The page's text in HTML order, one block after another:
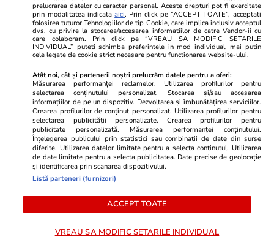
doar câteva ore după ce au ajuns în Halkidiki:
„Pur și simplu mi se tăiară picioarele”
Citește mai multe
TRENDING
Bani și Afaceri 08:19
Radu Miruță spune că proiectul mare care
putea salva Dunărea e blocat într-un sertar de
la Ministerul Transporturilor
Întreruperi de curent în București, Ilfov și
prelucrarea datelor cu caracter personal. Aceste drepturi pot fi exercitate
prin modalitatea indicataaici. Prin click pe “ACCEPT TOATE”, acceptati
folosirea tuturor Tehnologiilor de tip Cookie, care implica inclusiv acceptul
dvs. cu privire la stocarea/accesarea informatiilor de catre Vendor-ii cu
care colaboram. Prin click pe “VREAU SA MODIFIC SETARILE
INDIVIDUAL” puteti schimba preferintele in mod individual, mai putin
cele legate de cookie strict necesare pentru functionarea website-ului.
Atât noi, cât și partenerii noștri prelucrăm datele pentru a oferi:
Măsurarea performanței reclamelor. Utilizarea profilurilor pentru
selectarea conținutului personalizat. Stocarea și/sau accesarea
informațiilor de pe un dispozitiv. Dezvoltarea și îmbunătățirea serviciilor.
Crearea profilurilor de conținut personalizat. Utilizarea profilurilor pentru
selectarea publicității personalizate. Crearea profilurilor pentru
publicitate personalizată. Măsurarea performanței conținutului.
Înțelegerea publicului prin statistici sau combinații de date din surse
diferite. Utilizarea datelor limitate pentru a selecta conținutul. Utilizarea
de date limitate pentru a selecta publicitatea. Date precise de geolocație
și identificarea prin scanarea dispozitivului.
Listă parteneri (furnizori)
ACCEPT TOATE
VREAU SA MODIFIC SETARILE INDIVIDUAL